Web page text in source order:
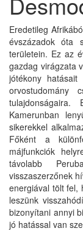
Eredetileg
évszázadok óta
területein. Ez az
gazdag virágzata
jótékony
orvostudomány
Kamerunban
sikerekkel
Főként a
májfunkciók
távolabb
visszaszerzőnek
energiával tölt fel,
leszünk
bizonyítani annyi
jó hatással van